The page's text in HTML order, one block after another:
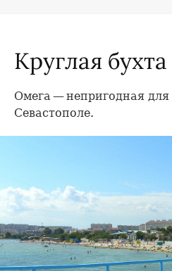
Круглая
Омега — непригодная для
Севастополе.